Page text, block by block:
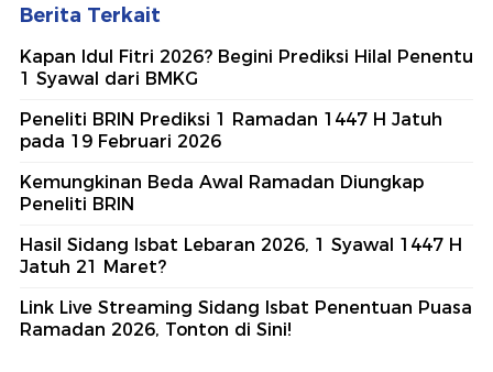
Berita Terkait
Kapan Idul Fitri 2026? Begini Prediksi Hilal Penentu
1 Syawal dari BMKG
Peneliti BRIN Prediksi 1 Ramadan 1447 H Jatuh
pada 19 Februari 2026
Kemungkinan Beda Awal Ramadan Diungkap
Peneliti BRIN
Hasil Sidang Isbat Lebaran 2026, 1 Syawal 1447 H
Jatuh 21 Maret?
Link Live Streaming Sidang Isbat Penentuan Puasa
Ramadan 2026, Tonton di Sini!